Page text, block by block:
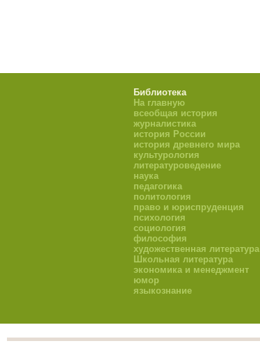
Библиотека
На главную
всеобщая история
журналистика
история России
история древнего мира
культурология
литературоведение
наука
педагогика
политология
право и юриспруденция
психология
социология
философия
художественная литература
Школьная литература
экономика и менеджмент
юмор
языкознание